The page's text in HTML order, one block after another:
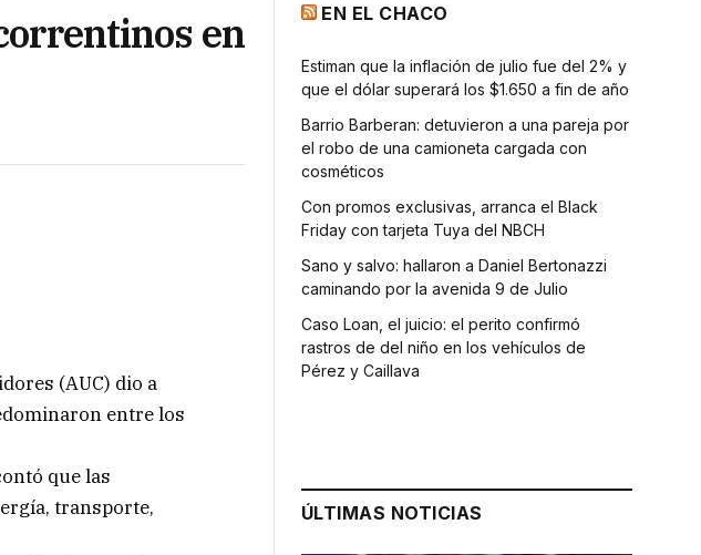
en
(AUC) dio a
entre los
que las
transporte,
EN EL CHACO
Estiman que la inflación de julio fue del 2% y
que el dólar superará los $1.650 a fin de año
Barrio Barberan: detuvieron a una pareja por
el robo de una camioneta cargada con
cosméticos
Con promos exclusivas, arranca el Black
Friday con tarjeta Tuya del NBCH
Sano y salvo: hallaron a Daniel Bertonazzi
caminando por la avenida 9 de Julio
Caso Loan, el juicio: el perito confirmó
rastros de del niño en los vehículos de
Pérez y Caillava
ÚLTIMAS NOTICIAS